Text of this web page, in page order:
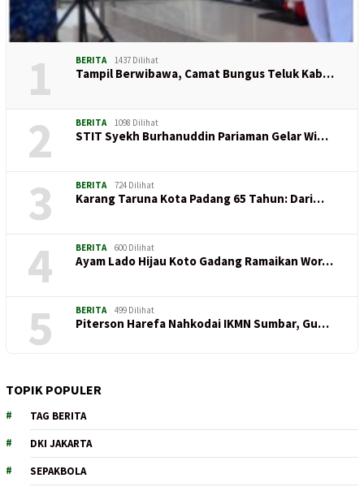
1 BERITA 1437 Dilihat
Tampil Berwibawa, Camat Bungus Teluk Kab…
2 BERITA 1098 Dilihat
STIT Syekh Burhanuddin Pariaman Gelar Wi…
3 BERITA 724 Dilihat
Karang Taruna Kota Padang 65 Tahun: Dari…
4 BERITA 600 Dilihat
Ayam Lado Hijau Koto Gadang Ramaikan Wor…
5 BERITA 499 Dilihat
Piterson Harefa Nahkodai IKMN Sumbar, Gu…
TOPIK POPULER
TAG BERITA
DKI JAKARTA
SEPAKBOLA